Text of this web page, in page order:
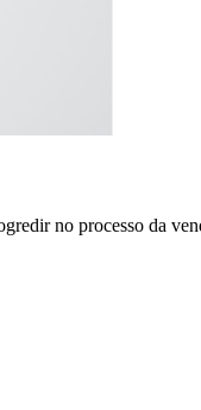
no processo da